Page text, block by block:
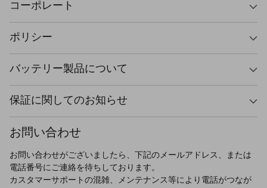
コーポレート
ポリシー
バッテリー製品について
保証に関してのお知らせ
お問い合わせ
お問い合わせがございましたら、下記のメールアドレス、または
電話番号にご連絡を待ちしております。
カスタマーサポートの混雑、メンテナンス等により電話がつなが